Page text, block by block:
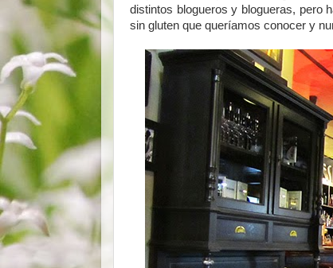
distintos blogueros y blogueras, pero
sin gluten que queríamos conocer y